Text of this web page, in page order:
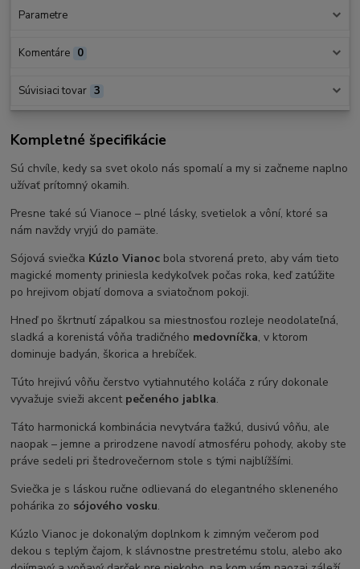
Parametre
Komentáre 0
Súvisiaci tovar 3
Kompletné špecifikácie
Sú chvíle, kedy sa svet okolo nás spomalí a my si začneme naplno
užívať prítomný okamih.
Presne také sú Vianoce – plné lásky, svetielok a vôní, ktoré sa
nám navždy vryjú do pamäte.
Sójová sviečka Kúzlo Vianoc bola stvorená preto, aby vám tieto
magické momenty priniesla kedykoľvek počas roka, keď zatúžite
po hrejivom objatí domova a sviatočnom pokoji.
Hneď po škrtnutí zápalkou sa miestnosťou rozleje neodolateľná,
sladká a korenistá vôňa tradičného medovníčka, v ktorom
dominuje badyán, škorica a hrebíček.
Túto hrejivú vôňu čerstvo vytiahnutého koláča z rúry dokonale
vyvažuje svieži akcent pečeného jablka.
Táto harmonická kombinácia nevytvára ťažkú, dusivú vôňu, ale
naopak – jemne a prirodzene navodí atmosféru pohody, akoby ste
práve sedeli pri štedrovečernom stole s tými najblížšími.
Sviečka je s láskou ručne odlievaná do elegantného skleneného
pohárika zo sójového vosku.
Kúzlo Vianoc je dokonalým doplnkom k zimným večerom pod
dekou s teplým čajom, k slávnostne prestretému stolu, alebo ako